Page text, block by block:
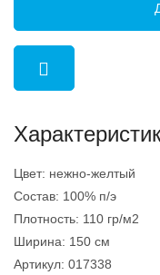
Цвет: нежно-желтый
Состав: 100% п/э
Плотность: 110 гр/м2
Ширина: 150 см
Артикул: 017338